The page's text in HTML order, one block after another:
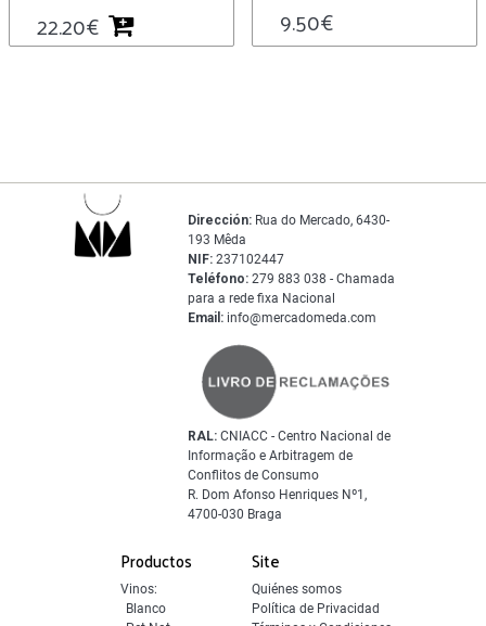
22.20€ 9.50€
Productos
Vinos:
Blanco
Site
Quiénes somos
Política de Privacidad
Dirección: Rua do Mercado, 6430-
193 Mêda
NIF: 237102447
Teléfono: 279 883 038 - Chamada
para a rede fixa Nacional
Email: info@mercadomeda.com
RAL: CNIACC - Centro Nacional de
Informação e Arbitragem de
Conflitos de Consumo
R. Dom Afonso Henriques Nº1,
4700-030 Braga